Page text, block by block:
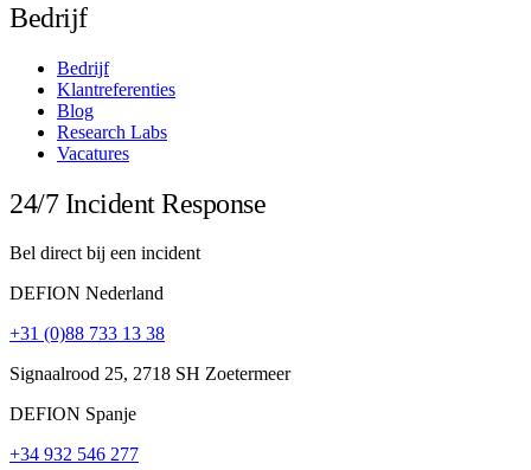
Bedrijf
Bedrijf
Klantreferenties
Blog
Research Labs
Vacatures
24/7 Incident Response
Bel direct bij een incident
DEFION Nederland
+31 (0)88 733 13 38
Signaalrood 25, 2718 SH Zoetermeer
DEFION Spanje
+34 932 546 277